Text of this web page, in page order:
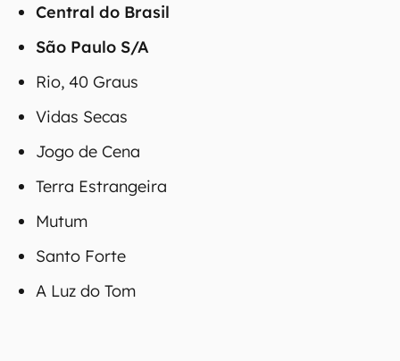
Central do Brasil
São Paulo S/A
Rio, 40 Graus
Vidas Secas
Jogo de Cena
Terra Estrangeira
Mutum
Santo Forte
A Luz do Tom